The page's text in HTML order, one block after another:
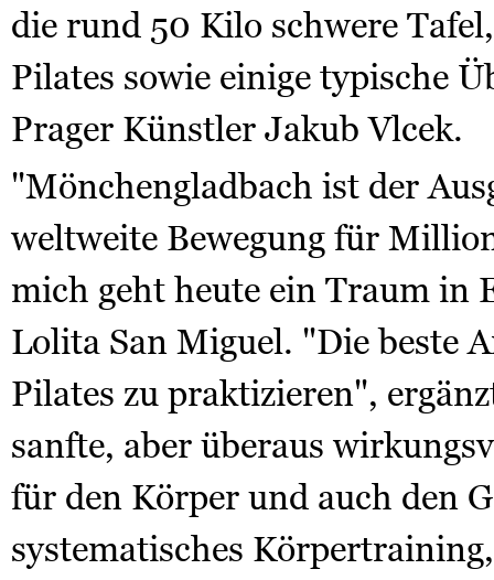
die rund 50 Kilo schwere
Pilates sowie einige typische
Prager Künstler Jakub Vlcek.
"Mönchengladbach ist der
weltweite Bewegung für
mich geht heute ein Traum in
Lolita San Miguel. "Die beste
Pilates zu praktizieren",
sanfte, aber überaus
für den Körper und auch den
systematisches